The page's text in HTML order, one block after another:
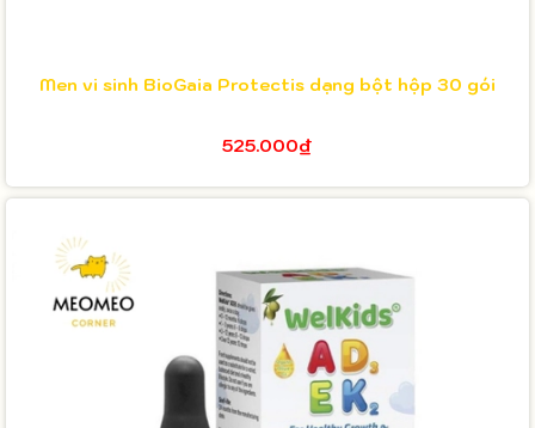
Men vi sinh BioGaia Protectis dạng bột hộp 30 gói
525.000₫